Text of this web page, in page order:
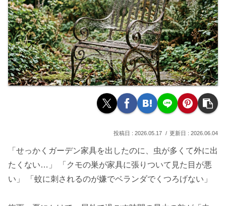
2026.05.17 2026.06.04
「せっかくガーデン家具を出したのに、虫が多くて外に出
たくない…」 「クモの巣が家具に張りついて見た目が悪
い」 「蚊に刺されるのが嫌でベランダでくつろげない」